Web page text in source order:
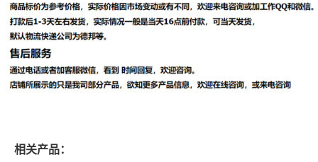
相关产品：